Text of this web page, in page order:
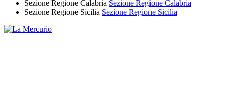
Sezione Regione Calabria Sezione Regione Calabria
Sezione Regione Sicilia Sezione Regione Sicilia